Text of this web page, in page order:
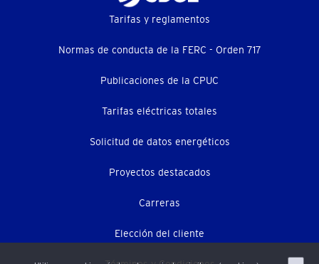
menu
secundario)
Tarifas y reglamentos
Normas de conducta de la FERC - Orden 717
Publicaciones de la CPUC
Tarifas eléctricas totales
Solicitud de datos energéticos
Proyectos destacados
Carreras
Elección del cliente